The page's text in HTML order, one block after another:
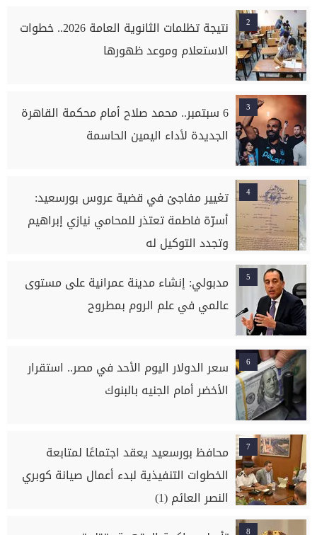
2
نتيجة تظلمات الثانوية العامة 2026.. خطوات
الاستعلام وموعد ظهورها
3
6 سبتمبر.. محمد صلاح أمام محكمة القاهرة
الجديدة لأداء اليمين الحاسمة
4
تغيير مفاجئ في قضية عروس بورسعيد:
أسرّة فاطمة تعتذر للمحامي نيازي إبراهيم
وتجدد التوكيل له
5
مدبولي: إنشاء مدينة عمرانية على مستوى
عالمي في علم الروم بمطروح
6
سعر الدولار اليوم الأحد في مصر.. استقرار
الأخضر أمام الجنيه بالبنوك
7
محافظ بورسعيد يعقد اجتماعًا لمتابعة
الخطوات التنفيذية لبدء أعمال صيانة كوبري
النصر العائم (1)
8